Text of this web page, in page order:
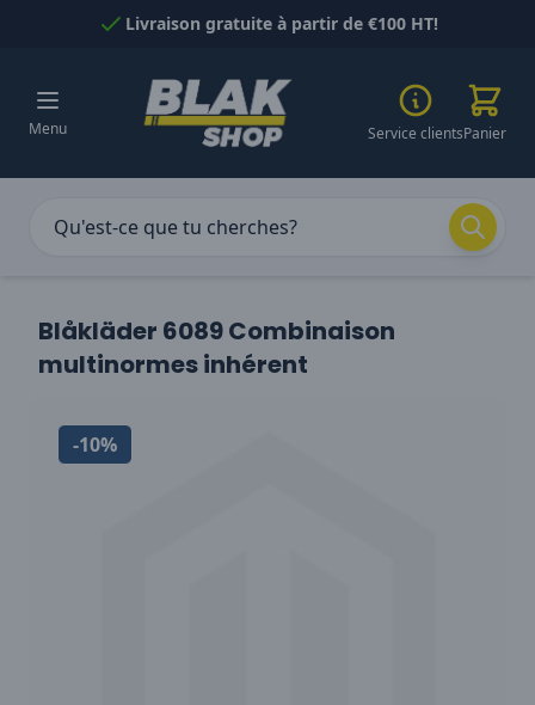
Passer au contenuLivraison gratuite à partir de €100 HT!
Menu Service clientsPanier
Blåkläder 6089 Combinaison
multinormes inhérent
-10%